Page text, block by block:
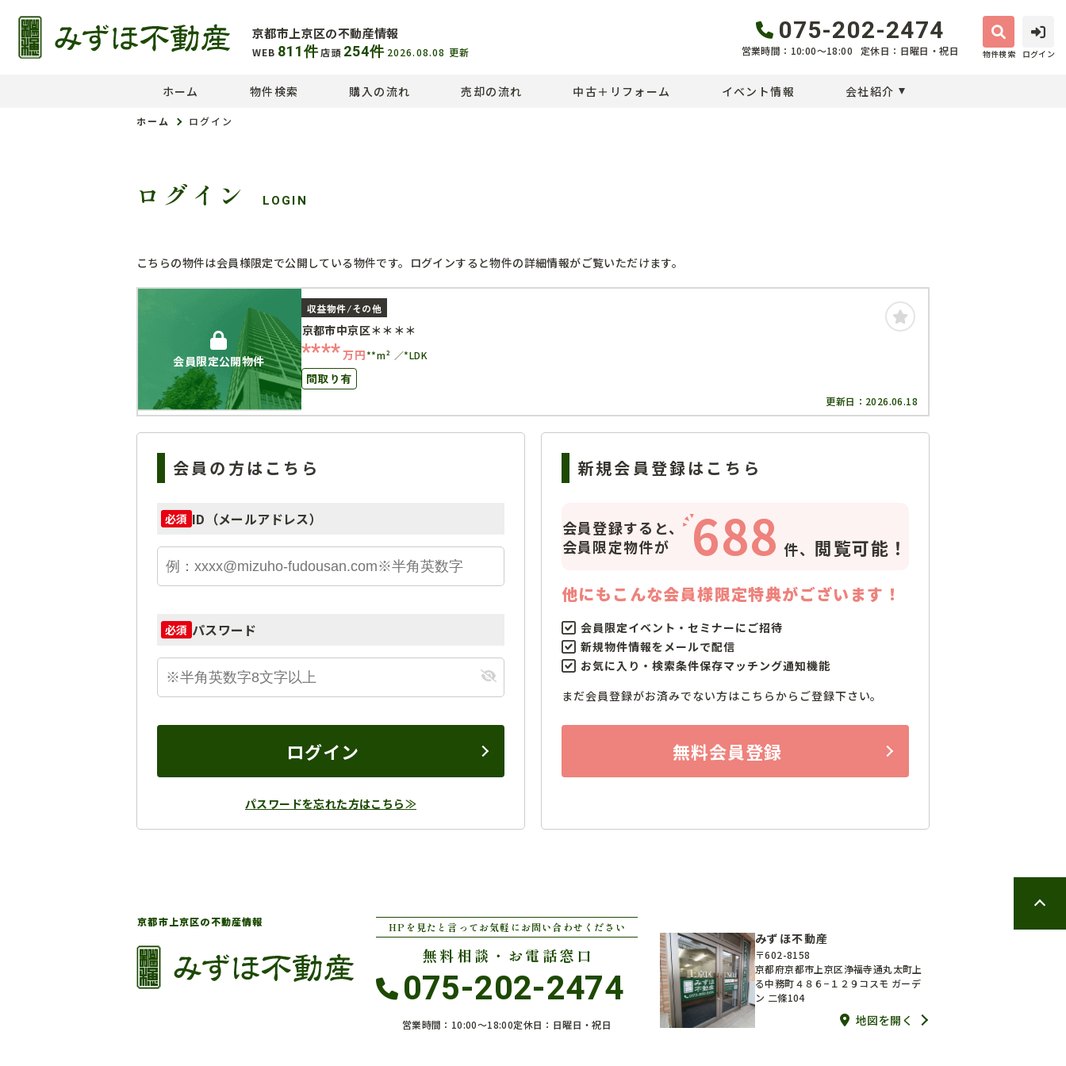
京都市上京区の不動産情報
WEB 811件店頭 254件 2026.08.08 更新
075-202-2474
営業時間：10:00〜18:00 定休日：日曜日・祝日 物件検索 ログイン
ホーム 物件検索 購入の流れ 売却の流れ 中古＋リフォーム イベント情報 会社紹介
ホーム ログイン
ログイン LOGIN
こちらの物件は会員様限定で公開している物件です。ログインすると物件の詳細情報がご覧いただけます。
会員限定公開物件
収益物件/その他
京都市中京区＊＊＊＊
****万円**m² *LDK
間取り有
更新日： 2026.06.18
会員の方はこちら
必須 ID（メールアドレス）
必須 パスワード
ログイン
パスワードを忘れた方はこちら≫
新規会員登録はこちら
会員登録すると、
会員限定物件が
688 件、 閲覧可能！
他にもこんな会員様限定特典がございます！
会員限定イベント・セミナーにご招待
新規物件情報をメールで配信
お気に入り・検索条件保存マッチング通知機能
まだ会員登録がお済みでない方はこちらからご登録下さい。
無料会員登録
京都市上京区の不動産情報 HPを見たと言ってお気軽にお問い合わせください
無料相談・お電話窓口
075-202-2474
営業時間：10:00〜18:00定休日：日曜日・祝日
みずほ不動産
〒602-8158
京都府京都市上京区浄福寺通丸太町上
る中務町４８６−１２９コスモ ガーデ
ン 二條104
地図を開く